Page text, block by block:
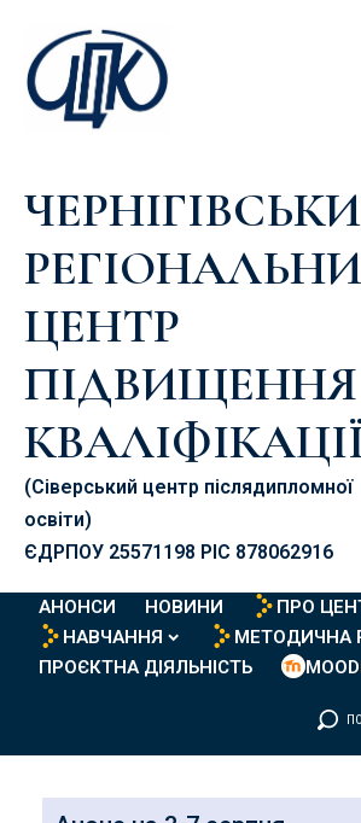
ЦЕНТР
ПІДВИЩЕННЯ
(Сіверський центр післядипломної
освіти)
ЄДРПОУ 25571198 PIC 878062916
АНОНСИ НОВИНИ
ПРО
НАВЧАННЯ
МЕТОДИЧНА
ПРОЄКТНА ДІЯЛЬНІСТЬ